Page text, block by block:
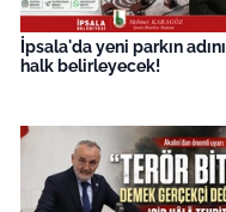
İpsala'da yeni parkın adını
halk belirleyecek!